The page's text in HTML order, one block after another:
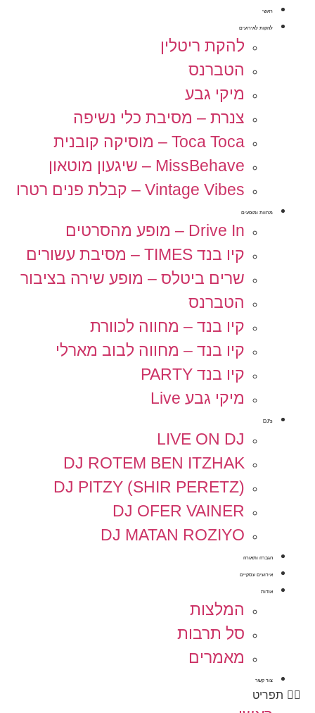
ראשי
להקות לאירועים
להקת ריטלין
הטברנס
מיקי גבע
צנרת – מסיבת כלי נשיפה
Toca Toca – מוסיקה קובנית
MissBehave – שיגעון מוטאון
Vintage Vibes – קבלת פנים רטרו
מחוות ומופעים
Drive In – מופע מהסרטים
קיו בנד TIMES – מסיבת עשורים
שרים ביטלס – מופע שירה בציבור
הטברנס
קיו בנד – מחווה לכוורת
קיו בנד – מחווה לבוב מארלי
קיו בנד PARTY
מיקי גבע Live
DJ's
LIVE ON DJ
DJ ROTEM BEN ITZHAK
DJ PITZY (SHIR PERETZ)
DJ OFER VAINER
DJ MATAN ROZIYO
הגברה ותאורה
אירועים עסקיים
אודות
המלצות
סל תרבות
מאמרים
צור קשר
תפריט